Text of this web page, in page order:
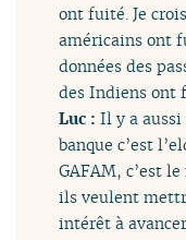
ont fuité. Je
américains ont
données des
des Indiens ont
Luc :Il y a aussi
banque c’est
GAFAM, c’est
ils veulent
intérêt à